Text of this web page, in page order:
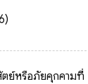
ย์หรือภัยคุกคามที่